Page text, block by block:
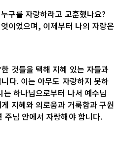
구를 자랑하라고 교훈했나요?
이었으며, 이제부터 나의 자랑은
것들을 택해 지혜 있는 자들과
다. 이는 아무도 자랑하지 못하
하나님으로부터 나서 예수님
지혜와 의로움과 거룩함과 구원
님 안에서 자랑해야 합니다.